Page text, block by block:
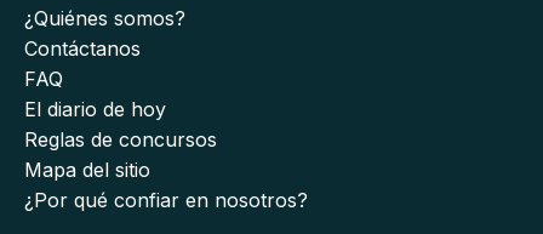
¿Quiénes somos?
Contáctanos
FAQ
El diario de hoy
Reglas de concursos
Mapa del sitio
¿Por qué confiar en nosotros?